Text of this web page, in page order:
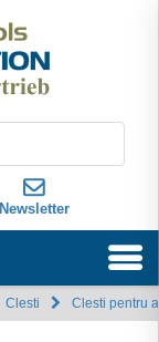
Newsletter
Clesti pentru
Clesti